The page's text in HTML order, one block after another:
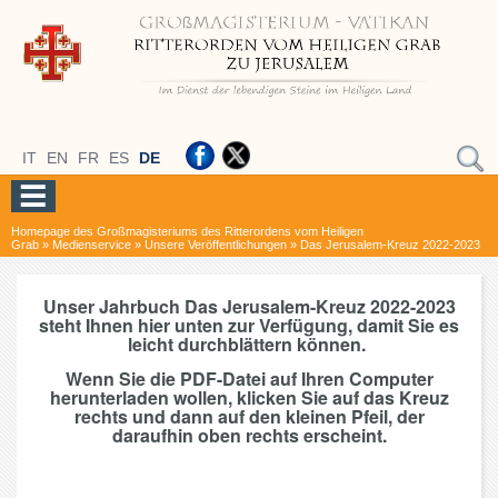
IT EN FR ES DE
Homepage des Großmagisteriums des Ritterordens vom Heiligen
Grab » Medienservice » Unsere Veröffentlichungen » Das Jerusalem-Kreuz 2022-2023
Unser Jahrbuch Das Jerusalem-Kreuz 2022-2023
steht Ihnen hier unten zur Verfügung, damit Sie es
leicht durchblättern können.
Wenn Sie die PDF-Datei auf Ihren Computer
herunterladen wollen, klicken Sie auf das Kreuz
rechts und dann auf den kleinen Pfeil, der
daraufhin oben rechts erscheint.